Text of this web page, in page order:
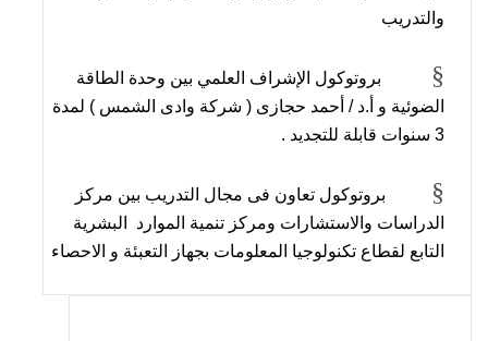
والتدريب
§
بروتوكول الإشراف العلمي بين وحدة الطاقة
الضوئية و أ.د / أحمد حجازى ( شركة وادى الشمس ) لمدة
3 سنوات قابلة للتجديد .
§
بروتوكول تعاون فى مجال التدريب بين مركز
الدراسات والاستشارات ومركز تنمية الموارد البشرية
التابع لقطاع تكنولوجيا المعلومات بجهاز التعبئة و الاحصاء